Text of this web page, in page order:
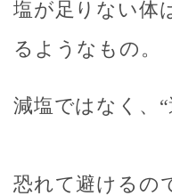
塩が足りない体
るようなもの。
減塩ではなく、“
恐れて避けるの